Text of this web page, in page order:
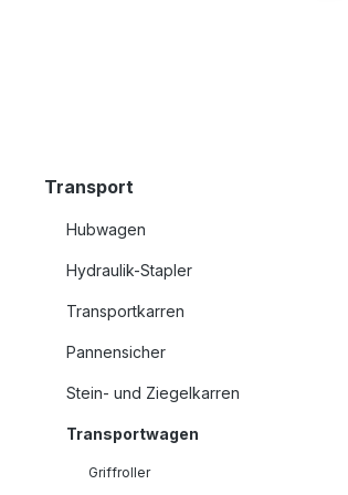
Transport
Hubwagen
Hydraulik-Stapler
Transportkarren
Pannensicher
Stein- und Ziegelkarren
Transportwagen
Griffroller